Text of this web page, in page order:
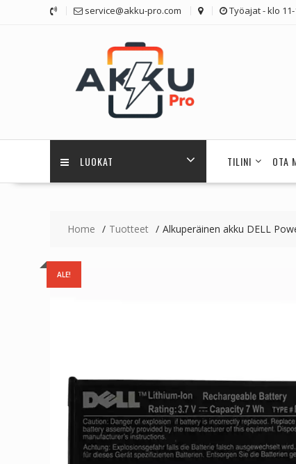
service@akku-pro.com Työajat - klo
LUOKAT TILINI OTA
Home Tuotteet Alkuperäinen akku DELL
ALE!